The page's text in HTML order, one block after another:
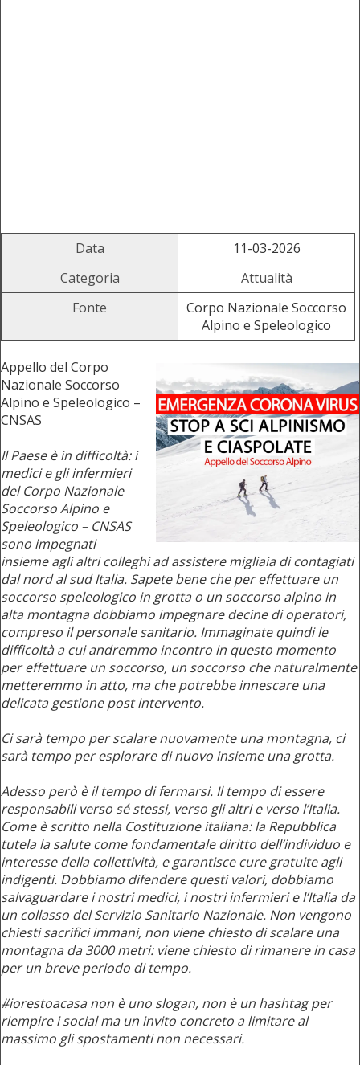
Data
11-03-2026
Categoria
Attualità
Fonte
Corpo Nazionale Soccorso
Alpino e Speleologico
Appello del Corpo
Nazionale Soccorso
Alpino e Speleologico –
CNSAS
Il Paese è in difficoltà: i
medici e gli infermieri
del Corpo Nazionale
Soccorso Alpino e
Speleologico – CNSAS
sono impegnati
insieme agli altri colleghi ad assistere migliaia di contagiati
dal nord al sud Italia. Sapete bene che per effettuare un
soccorso speleologico in grotta o un soccorso alpino in
alta montagna dobbiamo impegnare decine di operatori,
compreso il personale sanitario. Immaginate quindi le
difficoltà a cui andremmo incontro in questo momento
per effettuare un soccorso, un soccorso che naturalmente
metteremmo in atto, ma che potrebbe innescare una
delicata gestione post intervento.
Ci sarà tempo per scalare nuovamente una montagna, ci
sarà tempo per esplorare di nuovo insieme una grotta.
Adesso però è il tempo di fermarsi. Il tempo di essere
responsabili verso sé stessi, verso gli altri e verso l’Italia.
Come è scritto nella Costituzione italiana: la Repubblica
tutela la salute come fondamentale diritto dell’individuo e
interesse della collettività, e garantisce cure gratuite agli
indigenti. Dobbiamo difendere questi valori, dobbiamo
salvaguardare i nostri medici, i nostri infermieri e l’Italia da
un collasso del Servizio Sanitario Nazionale. Non vengono
chiesti sacrifici immani, non viene chiesto di scalare una
montagna da 3000 metri: viene chiesto di rimanere in casa
per un breve periodo di tempo.
#iorestoacasa non è uno slogan, non è un hashtag per
riempire i social ma un invito concreto a limitare al
massimo gli spostamenti non necessari.